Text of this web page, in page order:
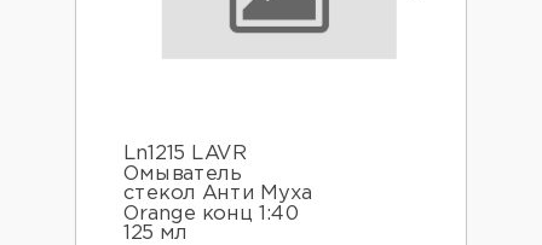
Ln1215 LAVR
Омыватель
стекол Анти Муха
Orange конц 1:40
125 мл